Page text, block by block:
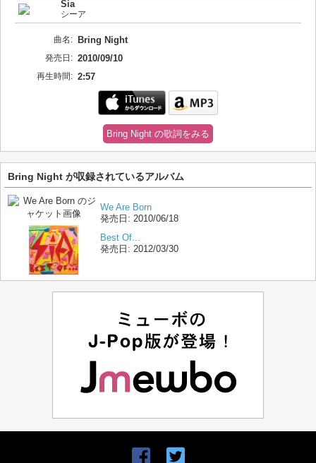
Sia
シーア
曲名: Bring Night
発売日: 2010/09/10
再生時間: 2:57
Bring Night の歌詞をみる
Bring Night が収録されているアルバム
We Are Born
発売日: 2010/06/18
Best Of...
発売日: 2012/03/30